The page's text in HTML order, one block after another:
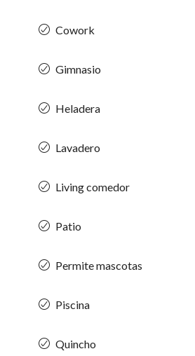
Cowork
Gimnasio
Heladera
Lavadero
Living comedor
Patio
Permite mascotas
Piscina
Quincho